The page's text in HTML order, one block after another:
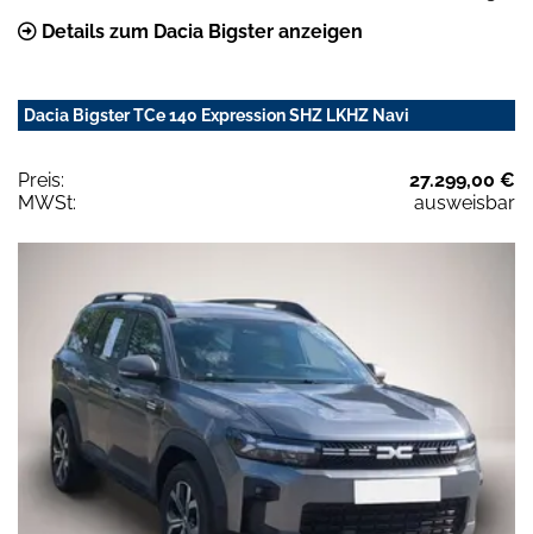
Details zum Dacia Bigster anzeigen
Dacia Bigster TCe 140 Expression SHZ LKHZ Navi
Preis:
27.299,00 €
MWSt:
ausweisbar